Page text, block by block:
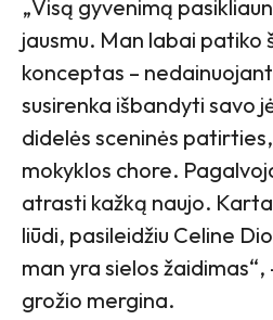
„Visą gyvenimą
jausmu. Man labai patiko
konceptas –
susirenka išbandyti savo
didelės sceninės
mokyklos chore.
atrasti kažką naujo.
liūdi, pasileidžiu Celine
man yra sielos žaidimas“,
grožio mergina.